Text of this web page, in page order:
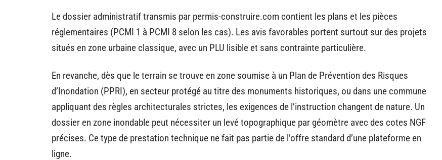
Le dossier administratif transmis par permis-construire.com contient les plans et les pièces
réglementaires (PCMI 1 à PCMI 8 selon les cas). Les avis favorables portent surtout sur des projets
situés en zone urbaine classique, avec un PLU lisible et sans contrainte particulière.
En revanche, dès que le terrain se trouve en zone soumise à un Plan de Prévention des Risques
d’Inondation (PPRI), en secteur protégé au titre des monuments historiques, ou dans une commune
appliquant des règles architecturales strictes, les exigences de l’instruction changent de nature. Un
dossier en zone inondable peut nécessiter un levé topographique par géomètre avec des cotes NGF
précises. Ce type de prestation technique ne fait pas partie de l’offre standard d’une plateforme en
ligne.